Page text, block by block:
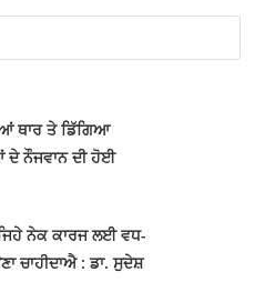
ਥਾਰ ਤੇ ਡਿੱਗਿਆ
ਦੇ ਨੌਜਵਾਨ ਦੀ ਹੋਈ
ਨੇਕ ਕਾਰਜ ਲਈ ਵਧ-
ਚਾਹੀਦਾਐ : ਡਾ. ਸੁਦੇਸ਼